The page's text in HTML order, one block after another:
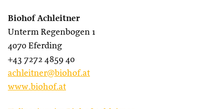
Biohof Achleitner
Unterm Regenbogen 1
4070 Eferding
+43 7272 4859 40
achleitner@biohof.at
www.biohof.at